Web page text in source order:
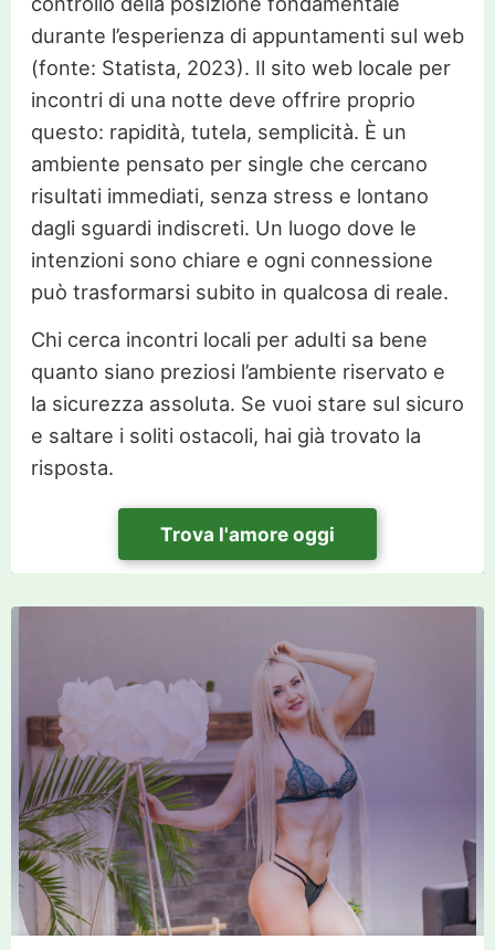
durante l’esperienza di appuntamenti sul web
(fonte: Statista, 2023). Il sito web locale per
incontri di una notte deve offrire proprio
questo: rapidità, tutela, semplicità. È un
ambiente pensato per single che cercano
risultati immediati, senza stress e lontano
dagli sguardi indiscreti. Un luogo dove le
intenzioni sono chiare e ogni connessione
può trasformarsi subito in qualcosa di reale.
Chi cerca incontri locali per adulti sa bene
quanto siano preziosi l’ambiente riservato e
la sicurezza assoluta. Se vuoi stare sul sicuro
e saltare i soliti ostacoli, hai già trovato la
risposta.
Trova l'amore oggi